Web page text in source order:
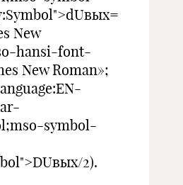
New
hansi-font-
New Roman»;
symbol-
2).